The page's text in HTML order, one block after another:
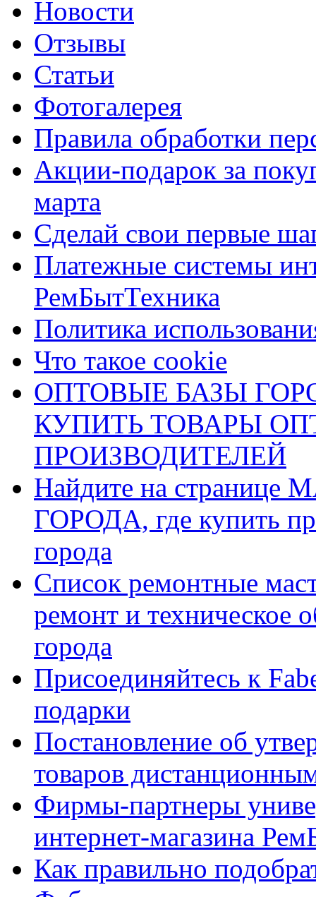
Новости
Отзывы
Статьи
Фотогалерея
Правила обработки
Акции-подарок за
марта
Сделай свои первые
Платежные системы
РемБытТехника
Политика
Что такое cookie
ОПТОВЫЕ БАЗЫ
КУПИТЬ ТОВАРЫ
ПРОИЗВОДИТЕЛЕЙ
Найдите на
ГОРОДА, где купить
города
Список ремонтные
ремонт и техническое
города
Присоединяйтесь к
подарки
Постановление об
товаров
Фирмы-партнеры
интернет-магазина
Как правильно